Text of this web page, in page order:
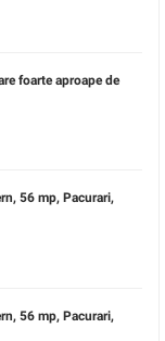
foarte aproape de
56 mp, Pacurari,
56 mp, Pacurari,